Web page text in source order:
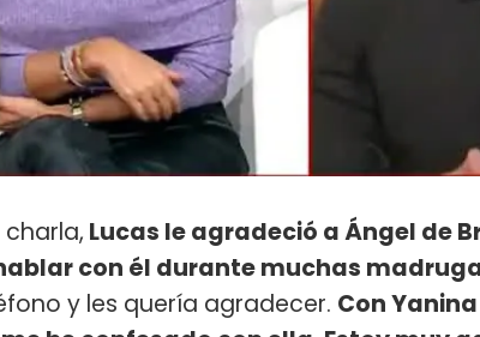
charla, Lucas le agradeció a Ángel de
con él durante muchas
y les quería agradecer. Con